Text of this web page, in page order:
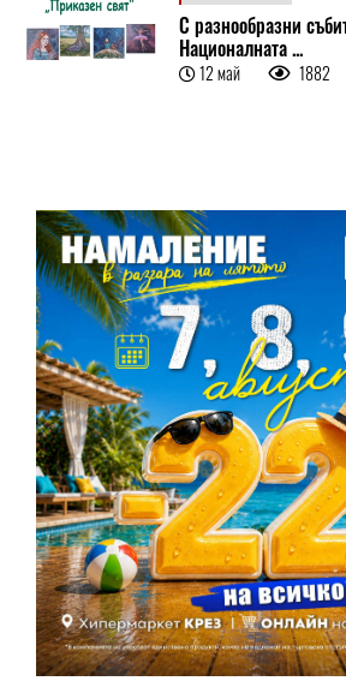
С разнообразни
Националната ...
12 май 1882